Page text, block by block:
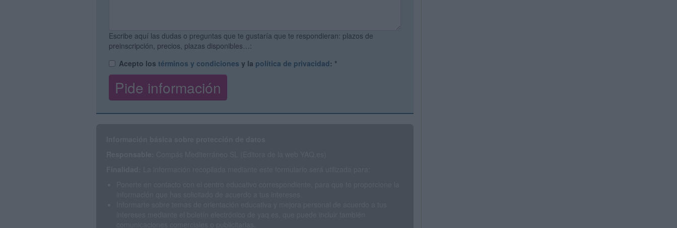
Escribe aquí las dudas o preguntas que te gustaría que te respondieran: plazos de
preinscripción, precios, plazas disponibles…:
Acepto los términos y condiciones y la política de privacidad: *